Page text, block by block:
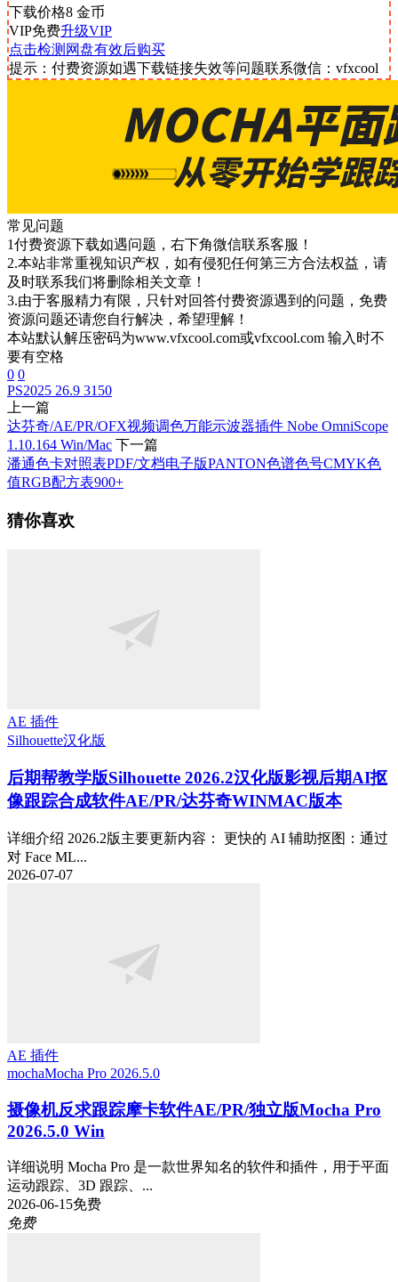
下载价格8 金币
VIP免费升级VIP
点击检测网盘有效后购买
提示：付费资源如遇下载链接失效等问题联系微信：vfxcool
常见问题
1付费资源下载如遇问题，右下角微信联系客服！
2.本站非常重视知识产权，如有侵犯任何第三方合法权益，请
及时联系我们将删除相关文章！
3.由于客服精力有限，只针对回答付费资源遇到的问题，免费
资源问题还请您自行解决，希望理解！
本站默认解压密码为www.vfxcool.com或vfxcool.com 输入时不
要有空格
0 0
PS2025 26.9 3150
上一篇
达芬奇/AE/PR/OFX视频调色万能示波器插件 Nobe OmniScope
1.10.164 Win/Mac 下一篇
潘通色卡对照表PDF/文档电子版PANTON色谱色号CMYK色
值RGB配方表900+
猜你喜欢
AE 插件
Silhouette汉化版
后期帮教学版Silhouette 2026.2汉化版影视后期AI抠
像跟踪合成软件AE/PR/达芬奇WINMAC版本
详细介绍 2026.2版主要更新内容： 更快的 AI 辅助抠图：通过
对 Face ML...
2026-07-07
AE 插件
mochaMocha Pro 2026.5.0
摄像机反求跟踪摩卡软件AE/PR/独立版Mocha Pro
2026.5.0 Win
详细说明 Mocha Pro 是一款世界知名的软件和插件，用于平面
运动跟踪、3D 跟踪、...
2026-06-15免费
免费